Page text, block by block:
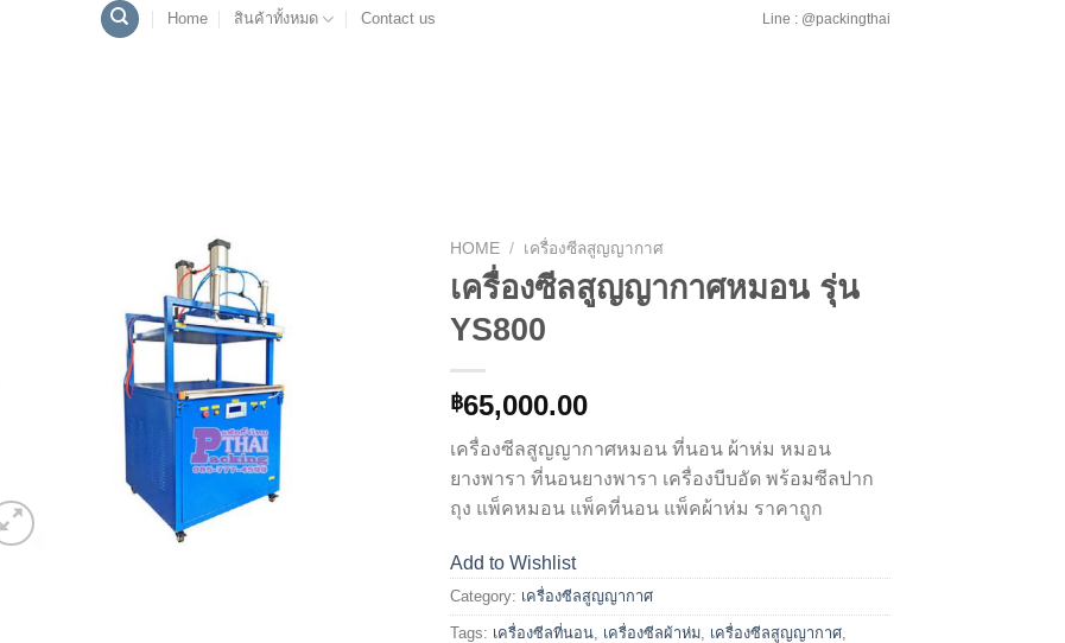
Home สินค้าทั้งหมด Contact us Line : @packingthai
HOME / เครื่องซีลสูญญากาศ
เครื่องซีลสูญญากาศหมอน รุ่น
YS800
฿65,000.00
เครื่องซีลสูญญากาศหมอน ที่นอน ผ้าห่ม หมอน
ยางพารา ที่นอนยางพารา เครื่องบีบอัด พร้อมซีลปาก
ถุง แพ็คหมอน แพ็คที่นอน แพ็คผ้าห่ม ราคาถูก
Add to Wishlist
Category: เครื่องซีลสูญญากาศ
Tags: เครื่องซีลที่นอน เครื่องซีลผ้าห่ม เครื่องซีลสูญญากาศ